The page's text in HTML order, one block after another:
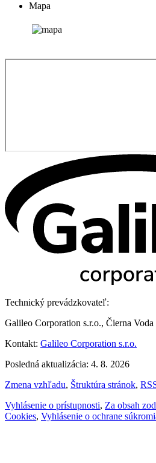
Mapa
Technický prevádzkovateľ:
Galileo Corporation s.r.o., Čierna
Kontakt: Galileo Corporation s.r.o.
Posledná aktualizácia: 4. 8. 2026
Zmena vzhľadu, Štruktúra stránok,
Vyhlásenie o prístupnosti, Za obsah
Cookies, Vyhlásenie o ochrane